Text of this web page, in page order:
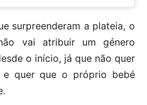
surpreenderam a plateia, o
vai atribuir um género
o início, já que não quer
e quer que o próprio bebé